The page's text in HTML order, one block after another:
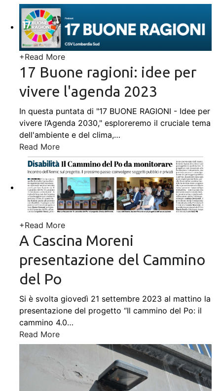
+Read More
17 Buone ragioni: idee per
vivere l'agenda 2023
In questa puntata di "17 BUONE RAGIONI - Idee per
vivere l’Agenda 2030," esploreremo il cruciale tema
dell'ambiente e del clima,…
Read More
+Read More
A Cascina Moreni
presentazione del Cammino
del Po
Si è svolta giovedì 21 settembre 2023 al mattino la
presentazione del progetto “Il cammino del Po: il
cammino 4.0…
Read More